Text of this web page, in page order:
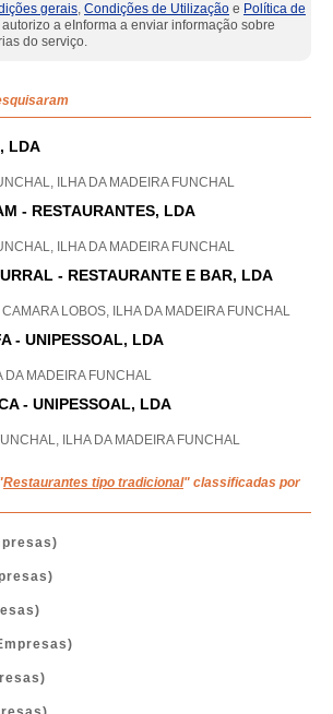
gerais, Condições de Utilização e Política de
autorizo a eInforma a enviar informação sobre
do serviço.
LDA
ILHA DA MADEIRA FUNCHAL
- RESTAURANTES, LDA
ILHA DA MADEIRA FUNCHAL
- RESTAURANTE E BAR, LDA
LOBOS, ILHA DA MADEIRA FUNCHAL
- UNIPESSOAL, LDA
DA MADEIRA FUNCHAL
- UNIPESSOAL, LDA
ILHA DA MADEIRA FUNCHAL
Restaurantes tipo tradicional" classificadas por